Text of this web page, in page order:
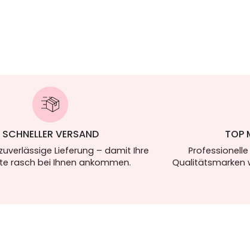
SCHNELLER VERSAND
Lieferung – damit Ihre
rasch bei Ihnen ankommen.
TOP
Qualitätsmarken